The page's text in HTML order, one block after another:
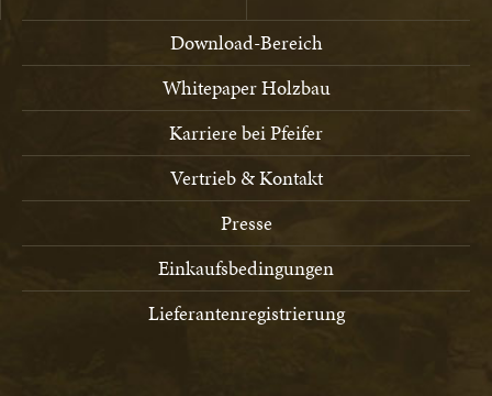
Download-Bereich
Whitepaper Holzbau
Karriere bei Pfeifer
Vertrieb & Kontakt
Presse
Einkaufsbedingungen
Lieferantenregistrierung